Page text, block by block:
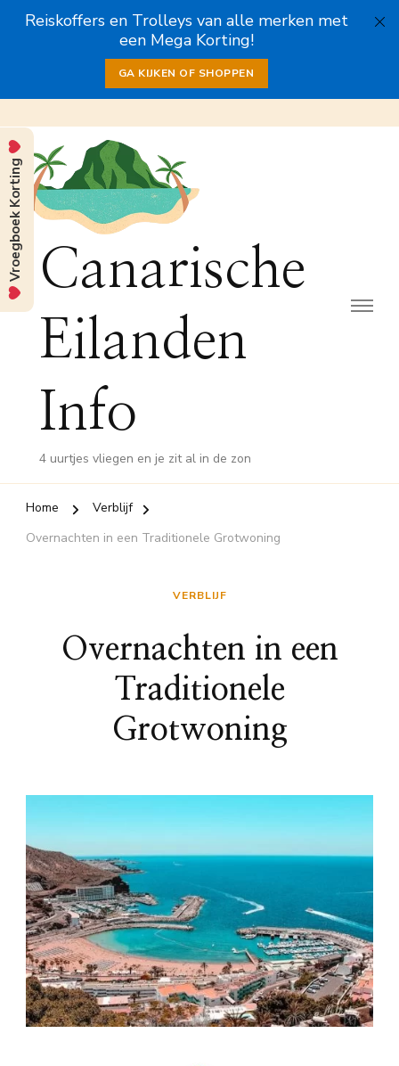
Reiskoffers en Trolleys van alle merken met
een Mega Korting!
GA KIJKEN OF SHOPPEN
Canarische
Eilanden
Info
4 uurtjes vliegen en je zit al in de zon
Home
Verblijf
Overnachten in een Traditionele Grotwoning
VERBLIJF
Overnachten in een
Traditionele
Grotwoning
Vroegboek Korting